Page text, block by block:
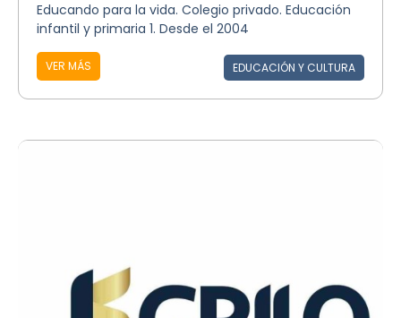
Educando para la vida. Colegio privado. Educación
infantil y primaria 1. Desde el 2004
VER MÁS EDUCACIÓN Y CULTURA